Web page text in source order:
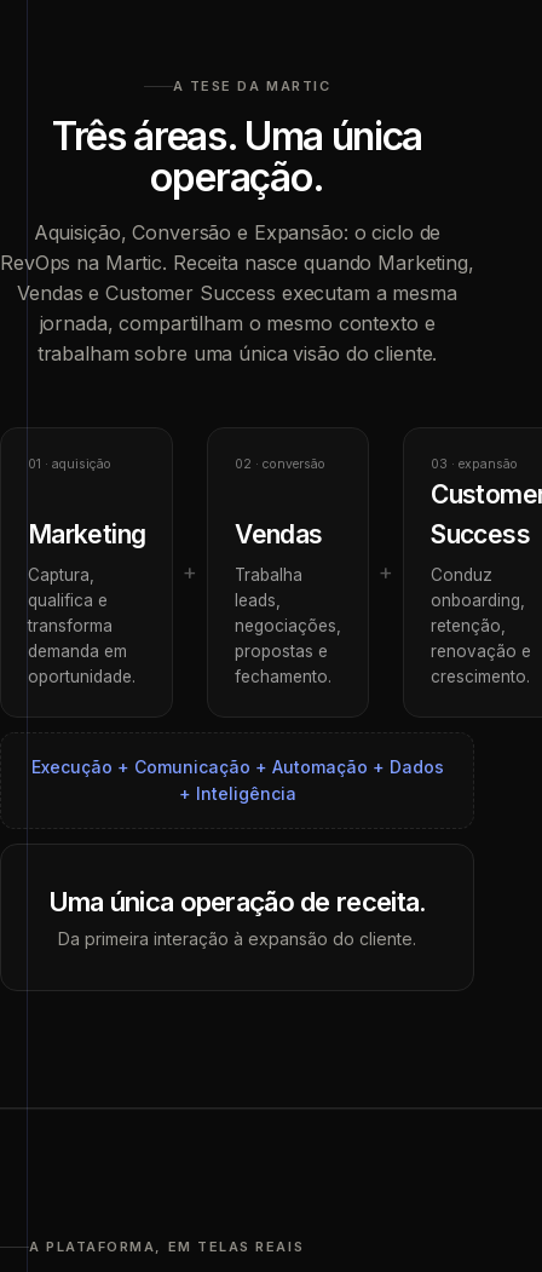
A TESE DA MARTIC
Três áreas. Uma única
operação.
Aquisição, Conversão e Expansão: o ciclo de
RevOps na Martic. Receita nasce quando Marketing,
Vendas e Customer Success executam a mesma
jornada, compartilham o mesmo contexto e
trabalham sobre uma única visão do cliente.
01 · aquisição
Marketing
Captura,
qualifica e
transforma
demanda em
oportunidade.
+
02 · conversão
Vendas
Trabalha
leads,
negociações,
propostas e
fechamento.
+
03 · expansão
Success
Conduz
onboarding,
retenção,
renovação e
crescimento.
Execução + Comunicação + Automação + Dados
+ Inteligência
Uma única operação de receita.
Da primeira interação à expansão do cliente.
A PLATAFORMA, EM TELAS REAIS